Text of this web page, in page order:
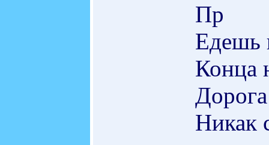
Пр
Едешь
Конца
Никак